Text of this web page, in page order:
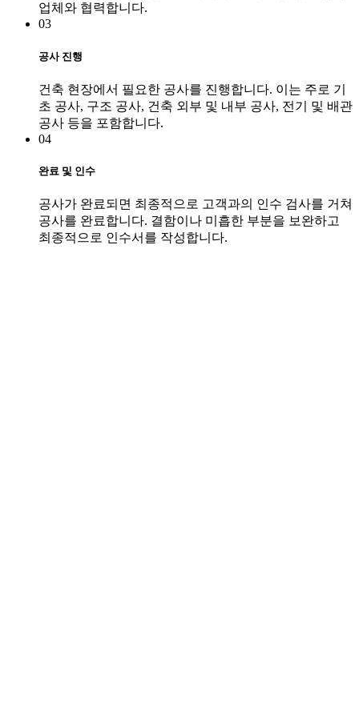
업체와 협력합니다.
03
공사 진행
건축 현장에서 필요한 공사를 진행합니다. 이는 주로 기
초 공사, 구조 공사, 건축 외부 및 내부 공사, 전기 및 배관
공사 등을 포함합니다.
04
완료 및 인수
공사가 완료되면 최종적으로 고객과의 인수 검사를 거쳐
공사를 완료합니다. 결함이나 미흡한 부분을 보완하고
최종적으로 인수서를 작성합니다.